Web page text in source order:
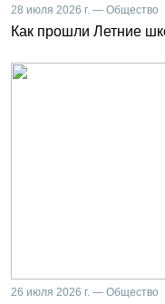
28 июля 2026 г. — Общество
Как прошли Летние
26 июля 2026 г. — Общество